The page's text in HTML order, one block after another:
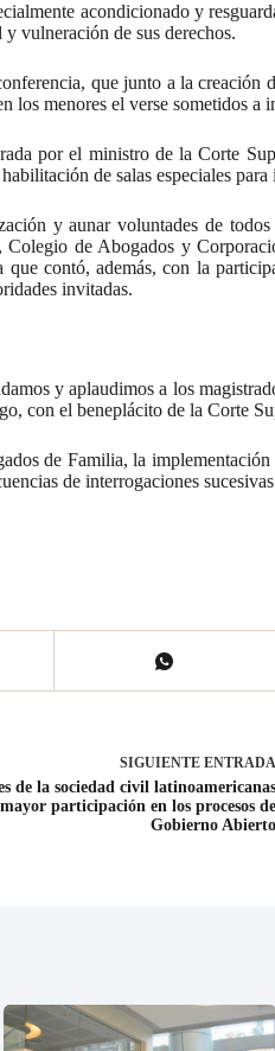
acondicionado y
vulneración de sus derechos.
que junto a la
menores el verse sometidos
por el ministro de la Corte
de salas especiales
y aunar voluntades de
de Abogados y
contó, además, con la
invitadas.
y aplaudimos a los
con el beneplácito de la Corte
de Familia, la
de interrogaciones
SIGUIENTE ENTRADA
de la sociedad civil latinoamericanas
participación en los procesos de
Gobierno Abierto